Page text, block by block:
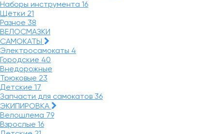
Наборы инструмента 16
Щётки 21
Разное 38
ВЕЛОСМАЗКИ
САМОКАТЫ
Электросамокаты 4
Городские 40
Внедорожные
Трюковые 23
Детские 17
Запчасти для самокатов 36
ЭКИПИРОВКА
Велошлема 79
Взрослые 16